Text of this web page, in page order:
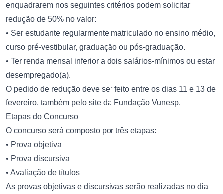
enquadrarem nos seguintes critérios podem solicitar
redução de 50% no valor:
• Ser estudante regularmente matriculado no ensino médio,
curso pré-vestibular, graduação ou pós-graduação.
• Ter renda mensal inferior a dois salários-mínimos ou estar
desempregado(a).
O pedido de redução deve ser feito entre os dias 11 e 13 de
fevereiro, também pelo site da Fundação Vunesp.
Etapas do Concurso
O concurso será composto por três etapas:
• Prova objetiva
• Prova discursiva
• Avaliação de títulos
As provas objetivas e discursivas serão realizadas no dia